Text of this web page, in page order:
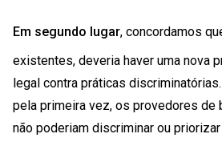
Em segundo lugar, concordamos
existentes, deveria haver uma nova
legal contra práticas
pela primeira vez, os provedores de
não poderiam discriminar ou